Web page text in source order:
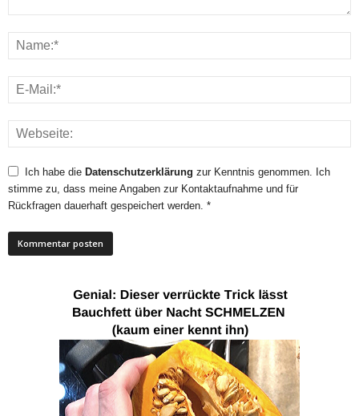
Ich habe die Datenschutzerklärung zur Kenntnis genommen. Ich
stimme zu, dass meine Angaben zur Kontaktaufnahme und für
Rückfragen dauerhaft gespeichert werden. *